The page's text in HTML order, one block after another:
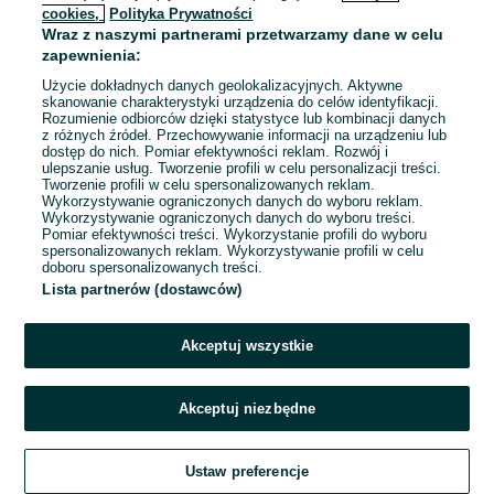
To ogłoszenie nie jest już dostępne
Przejdź na stronę główną
cookies,
Polityka Prywatności
Wraz z naszymi partnerami przetwarzamy dane w celu
zapewnienia:
Użycie dokładnych danych geolokalizacyjnych. Aktywne
skanowanie charakterystyki urządzenia do celów identyfikacji.
Rozumienie odbiorców dzięki statystyce lub kombinacji danych
z różnych źródeł. Przechowywanie informacji na urządzeniu lub
dostęp do nich. Pomiar efektywności reklam. Rozwój i
ulepszanie usług. Tworzenie profili w celu personalizacji treści.
Tworzenie profili w celu spersonalizowanych reklam.
Wykorzystywanie ograniczonych danych do wyboru reklam.
Wykorzystywanie ograniczonych danych do wyboru treści.
Pomiar efektywności treści. Wykorzystanie profili do wyboru
spersonalizowanych reklam. Wykorzystywanie profili w celu
doboru spersonalizowanych treści.
Lista partnerów (dostawców)
Akceptuj wszystkie
Akceptuj niezbędne
Ustaw preferencje